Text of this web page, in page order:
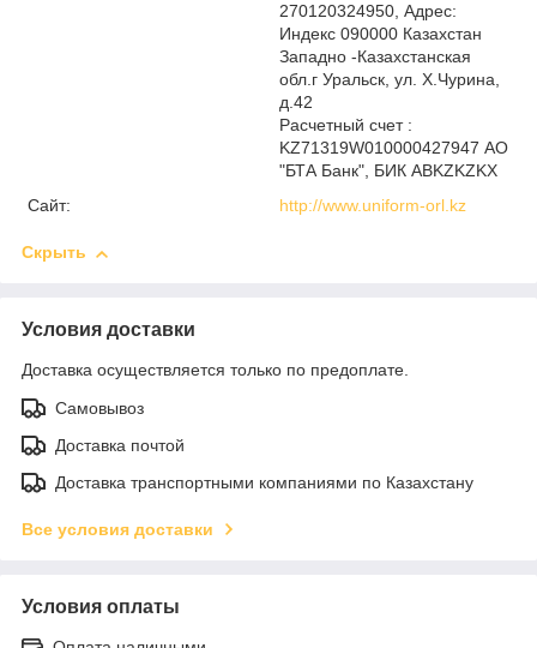
270120324950, Адрес:
Индекс 090000 Казахстан
Западно -Казахстанская
обл.г Уральск, ул. Х.Чурина,
д.42
Расчетный счет :
KZ71319W010000427947 АО
"БТА Банк", БИК ABKZKZKX
Сайт:
http://www.uniform-orl.kz
Скрыть
Условия доставки
Доставка осуществляется только по предоплате.
Самовывоз
Доставка почтой
Доставка транспортными компаниями по Казахстану
Все условия доставки
Условия оплаты